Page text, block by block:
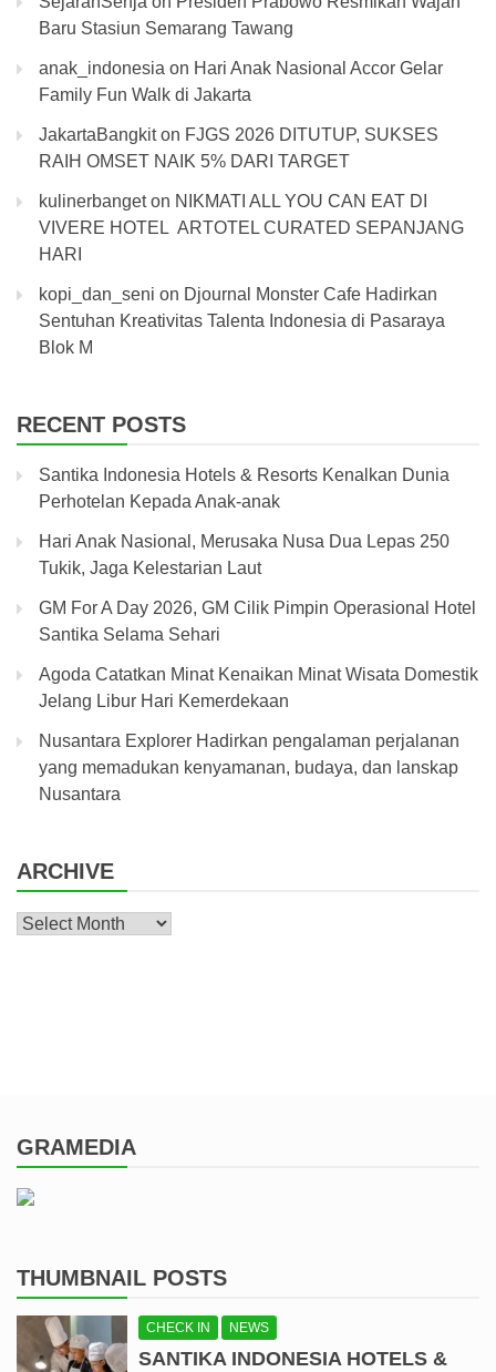
Baru Stasiun Semarang Tawang
anak_indonesia on Hari Anak Nasional Accor Gelar
Family Fun Walk di Jakarta
JakartaBangkiton FJGS 2026 DITUTUP, SUKSES
RAIH OMSET NAIK 5% DARI TARGET
kulinerbangeton NIKMATI ALL YOU CAN EAT DI
VIVERE HOTEL ARTOTEL CURATED SEPANJANG
HARI
kopi_dan_seni on Djournal Monster Cafe Hadirkan
Sentuhan Kreativitas Talenta Indonesia di Pasaraya
Blok M
RECENT POSTS
Santika Indonesia Hotels & Resorts Kenalkan Dunia
Perhotelan Kepada Anak-anak
Hari Anak Nasional, Merusaka Nusa Dua Lepas 250
Tukik, Jaga Kelestarian Laut
GM For A Day 2026, GM Cilik Pimpin Operasional Hotel
Santika Selama Sehari
Agoda Catatkan Minat Kenaikan Minat Wisata Domestik
Jelang Libur Hari Kemerdekaan
Nusantara Explorer Hadirkan pengalaman perjalanan
yang memadukan kenyamanan, budaya, dan lanskap
Nusantara
ARCHIVE
Archive
GRAMEDIA
THUMBNAIL POSTS
CHECK IN NEWS
SANTIKA INDONESIA HOTELS &